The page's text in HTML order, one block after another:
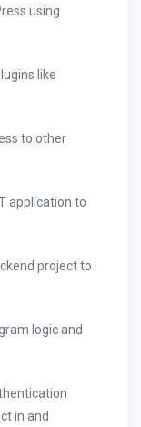
using
like
to other
application to
project to
logic and
in and